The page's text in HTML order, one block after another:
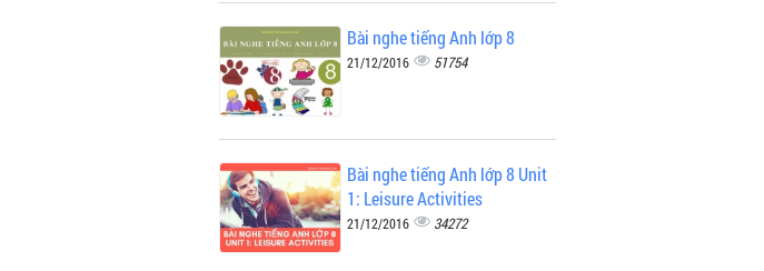
Bài nghe tiếng Anh lớp 8
21/12/2016 51754
Bài nghe tiếng Anh lớp 8 Unit
1: Leisure Activities
21/12/2016 34272